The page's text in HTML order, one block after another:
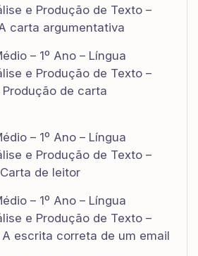
e Produção de Texto –
carta argumentativa
– 1º Ano – Língua
e Produção de Texto –
Produção de carta
– 1º Ano – Língua
e Produção de Texto –
de leitor
– 1º Ano – Língua
e Produção de Texto –
A escrita correta de um email